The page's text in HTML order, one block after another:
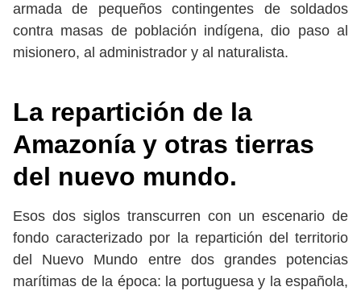
armada de pequeños contingentes de soldados
contra masas de población indígena, dio paso al
misionero, al administrador y al naturalista.
La repartición de la
Amazonía y otras tierras
del nuevo mundo.
Esos dos siglos transcurren con un escenario de
fondo caracterizado por la repartición del territorio
del Nuevo Mundo entre dos grandes potencias
marítimas de la época: la portuguesa y la española,